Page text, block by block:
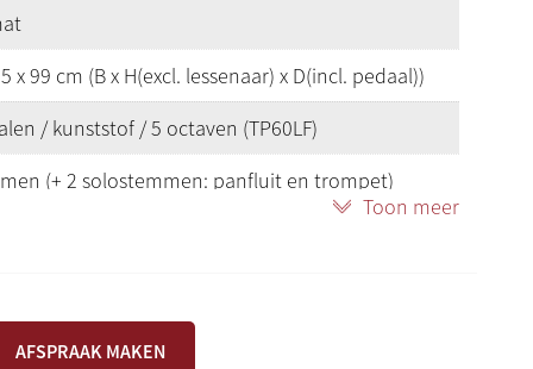
x 99 cm (B x H(excl. lessenaar) x D(incl. pedaal))
/ kunststof / 5 octaven (TP60LF)
(+ 2 solostemmen: panfluit en trompet)
Toon meer
AFSPRAAK MAKEN